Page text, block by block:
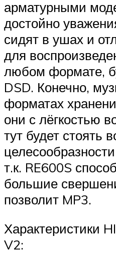
арматурными
достойно
сидят в ушах и
для
любом формате,
DSD. Конечно,
форматах
они с лёгкостью
тут будет стоять
т.к. RE600S
большие
позволит MP3.
Характеристики
V2: